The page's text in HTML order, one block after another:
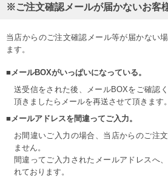
※ご注文確認メールが届かないお客
当店からのご注文確認メール等が届かない
ます。
■メールBOXがいっぱいになっている。
送受信をされた後、メールBOXをご確認
頂きましたらメールを再送させて頂きます。
■メールアドレスを間違ってご入力。
お間違いご入力の場合、当店からのご注
ません。
間違ってご入力されたメールアドレスへ
れております。